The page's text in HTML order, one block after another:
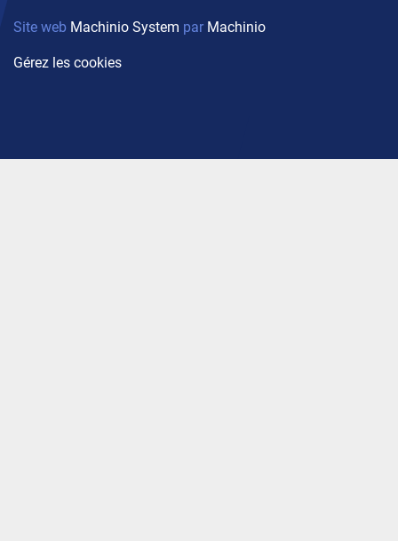
Site web Machinio System par Machinio
Gérez les cookies